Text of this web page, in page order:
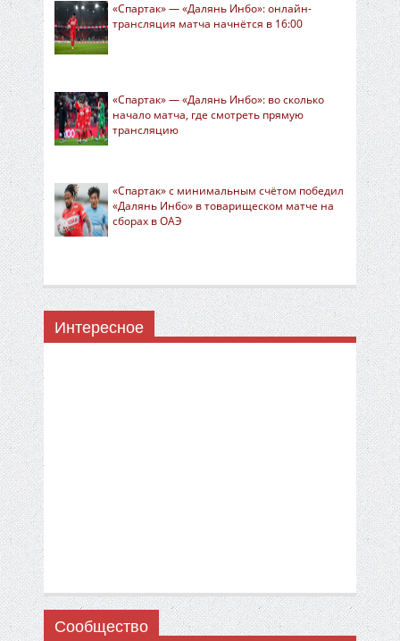
«Спартак» — «Далянь Инбо»: онлайн-
трансляция матча начнётся в 16:00
«Спартак» — «Далянь Инбо»: во сколько
начало матча, где смотреть прямую
трансляцию
«Спартак» с минимальным счётом победил
«Далянь Инбо» в товарищеском матче на
сборах в ОАЭ
Интересное
Сообщество